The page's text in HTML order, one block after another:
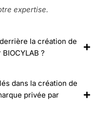
expertise.
la création de
?
dans la création de
privée par